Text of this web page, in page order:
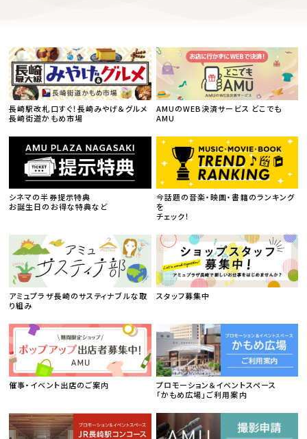
長崎駅改札口すぐ！長崎みやげ＆グルメ
長崎街道かもめ市場
AMUのWEB決済サービス どこでも
AMU
シネマの半券提示特典
お誕生日のお得な特典など
今話題の音楽・映画・書籍のランキング
を
チェック！
アミュプラザ長崎のサスティナブルな取
り組み
スタッフ募集中
催事・イベント出店のご案内
プロモーション＆イベントスペース
「かもめ広場」ご利用案内